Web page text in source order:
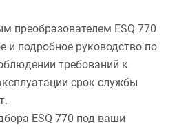
преобразователем ESQ 770
и подробное руководство по
требований к
срок службы
ESQ 770 под ваши